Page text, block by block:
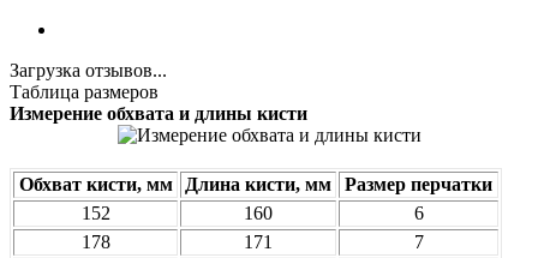
Загрузка отзывов...
Таблица размеров
Измерение обхвата и длины кисти
Обхват кисти, мм Длина кисти, мм
Размер перчатки
152
160
6
178
171
7